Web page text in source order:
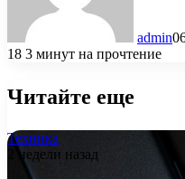
admin
18 3 минут на прочтение
Читайте еще
Техника
2 недели назад